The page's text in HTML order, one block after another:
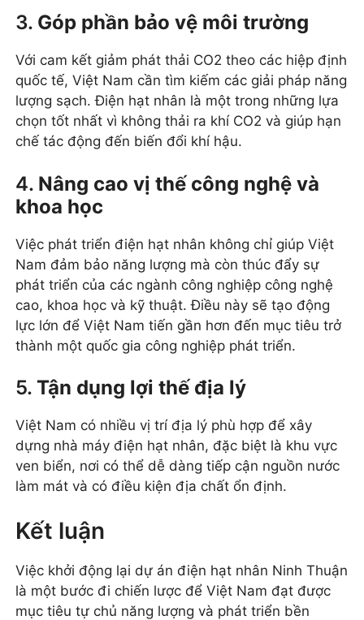
3. Góp phần bảo vệ môi trường
Với cam kết giảm phát thải CO2 theo các hiệp định
quốc tế, Việt Nam cần tìm kiếm các giải pháp năng
lượng sạch. Điện hạt nhân là một trong những lựa
chọn tốt nhất vì không thải ra khí CO2 và giúp hạn
chế tác động đến biến đổi khí hậu.
4. Nâng cao vị thế công nghệ và
khoa học
Việc phát triển điện hạt nhân không chỉ giúp Việt
Nam đảm bảo năng lượng mà còn thúc đẩy sự
phát triển của các ngành công nghiệp công nghệ
cao, khoa học và kỹ thuật. Điều này sẽ tạo động
lực lớn để Việt Nam tiến gần hơn đến mục tiêu trở
thành một quốc gia công nghiệp phát triển.
5. Tận dụng lợi thế địa lý
Việt Nam có nhiều vị trí địa lý phù hợp để xây
dựng nhà máy điện hạt nhân, đặc biệt là khu vực
ven biển, nơi có thể dễ dàng tiếp cận nguồn nước
làm mát và có điều kiện địa chất ổn định.
Kết luận
Việc khởi động lại dự án điện hạt nhân Ninh Thuận
là một bước đi chiến lược để Việt Nam đạt được
mục tiêu tự chủ năng lượng và phát triển bền